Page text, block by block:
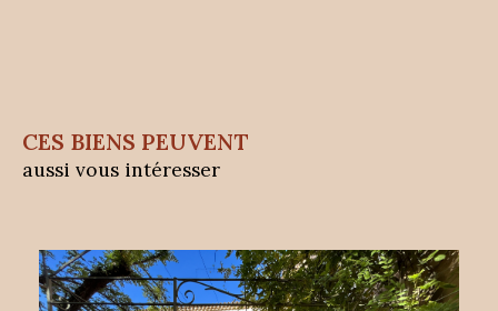
CES BIENS PEUVENT
aussi vous intéresser